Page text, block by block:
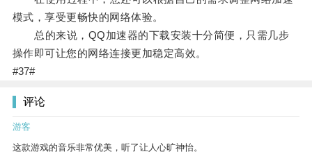
模式，享受更畅快的网络体验。
总的来说，QQ加速器的下载安装十分简便，只需几步
操作即可让您的网络连接更加稳定高效。
#37#
评论
游客
这款游戏的音乐非常优美，听了让人心旷神怡。